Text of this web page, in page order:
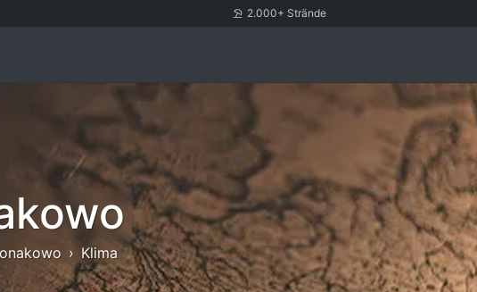
2.000+ Strände
Klima